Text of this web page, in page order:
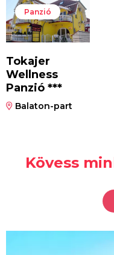
Panzió
Tokajer
Wellness
Panzió ***
Balaton-part
Kövess